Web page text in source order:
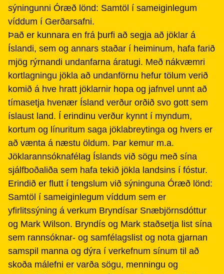
sýningunni Óræð lönd: Samtöl í sameiginlegum
víddum í Gerðarsafni.
Það er kunnara en frá þurfi að segja að jöklar á
Íslandi, sem og annars staðar í heiminum, hafa farið
mjög rýrnandi undanfarna áratugi. Með nákvæmri
kortlagningu jökla að undanförnu hefur tölum verið
komið á hve hratt jöklarnir hopa og jafnvel unnt að
tímasetja hvenær Ísland verður orðið svo gott sem
íslaust land. Í erindinu verður kynnt í myndum,
kortum og línuritum saga jöklabreytinga og hvers er
að vænta á næstu öldum. Þar kemur m.a.
Jöklarannsóknafélag Íslands við sögu með sína
sjálfboðaliða sem hafa tekið jökla landsins í fóstur.
Erindið er flutt í tengslum við sýninguna Óræð lönd:
Samtöl í sameiginlegum víddum sem er
yfirlitssýning á verkum Bryndísar Snæbjörnsdóttur
og Mark Wilson. Bryndís og Mark staðsetja list sína
sem rannsóknar- og samfélagslist og nota gjarnan
samspil manna og dýra í verkefnum sínum til að
skoða málefni er varða sögu, menningu og